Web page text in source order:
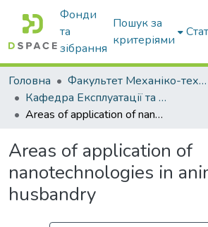
Фонди
та
зібрання
Пошук за
критеріями
Головна
Факультет Механіко-технологічний
Кафедра Експлуатації та технічного сервісу машин
Areas of application of nanotechnologies in animal husbandry
Areas of application of
nanotechnologies in
husbandry